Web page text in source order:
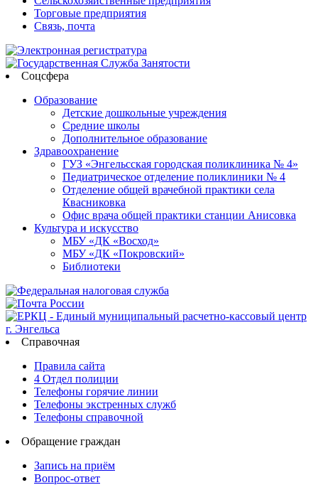
Торговые предприятия
Связь, почта
Соцсфера
Образование
Детские дошкольные учреждения
Средние школы
Дополнительное образование
Здравоохранение
ГУЗ «Энгельсская городская поликлиника № 4»
Педиатрическое отделение поликлиники № 4
Отделение общей врачебной практики села
Квасниковка
Офис врача общей практики станции Анисовка
Культура и искусство
МБУ «ДК «Восход»
МБУ «ДК «Покровский»
Библиотеки
Справочная
Правила сайта
4 Отдел полиции
Телефоны горячие линии
Телефоны экстренных служб
Телефоны справочной
Обращение граждан
Запись на приём
Вопрос-ответ